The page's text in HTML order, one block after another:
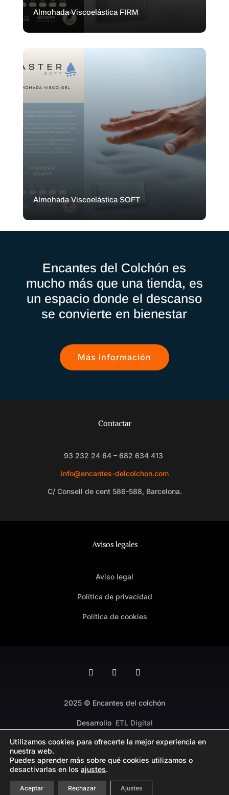
Almohada Viscoelástica FIRM
Almohada Viscoelástica SOFT
Encantes del Colchón es
mucho más que una tienda, es
un espacio donde el descanso
se convierte en bienestar
Más información
Contactar
93 232 24 64 – 682 634 413
info@encantes-delcolchon.com
C/ Consell de cent 586-588, Barcelona.
Avisos legales
Aviso legal
Política de privacidad
Política de cookies
2025 © Encantes del colchón
Desarrollo ETL Digital
Utilizamos cookies para ofrecerte la mejor experiencia en
nuestra web.
Puedes aprender más sobre qué cookies utilizamos o
desactivarlas en los ajustes.
Aceptar Rechazar Ajustes